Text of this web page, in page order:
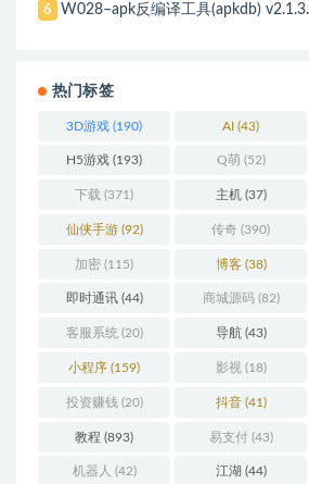
6 W028–apk反编译工具(apkdb)
热门标签
3D游戏 (190) AI (43)
H5游戏 (193) Q萌 (52)
下载 (371) 主机(37)
仙侠手游(92) 传奇 (390)
加密 (115) 博客(38)
即时通讯(44) 商城源码(82)
客服系统 (20) 导航(43)
小程序 (159) 影视(18)
投资赚钱 (20) 抖音(41)
教程 (893) 易支付(43)
机器人 (42) 江湖 (44)